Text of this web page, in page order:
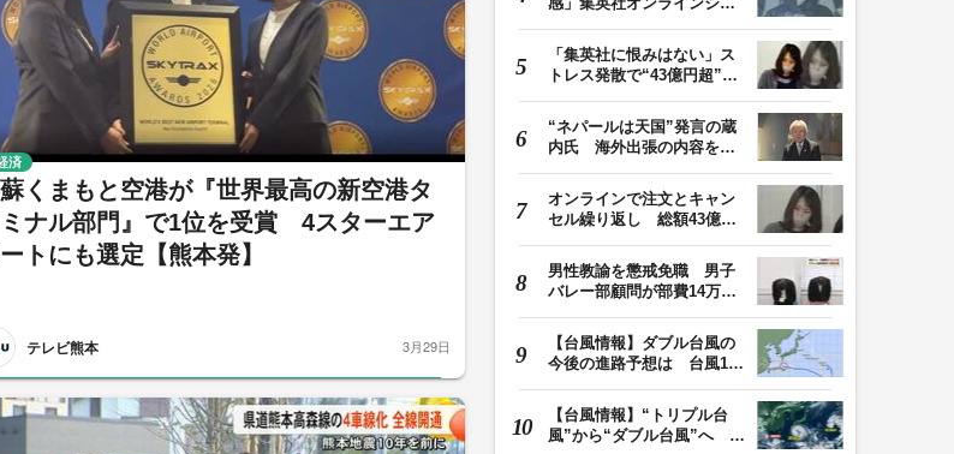
くまもと空港が『世界最高の新空港タ
ナル部門』で1位を受賞 4スターエア
トにも選定【熊本発】
テレビ熊本
済
3月29日
「集英社に恨みはない」ス
トレス発散で“43億円超”の
“ネパールは天国”発言の蔵
内氏 海外出張の内容を説
オンラインで注文とキャン
セル繰り返し 総額43億円
男性教諭を懲戒免職 男子
バレー部顧問が部費14万円
【台風情報】ダブル台風の
今後の進路予想は 台風13
【台風情報】“トリプル台
風”から“ダブル台風”へ 13